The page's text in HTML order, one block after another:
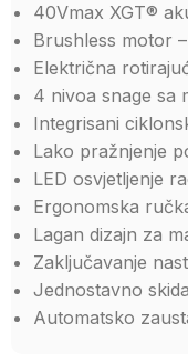
40Vmax XGT®
Brushless motor
Električna
4 nivoa snage sa
Integrisani
Lako pražnjenje
LED osvjetljenje
Ergonomska
Lagan dizajn za
Zaključavanje
Jednostavno
Automatsko